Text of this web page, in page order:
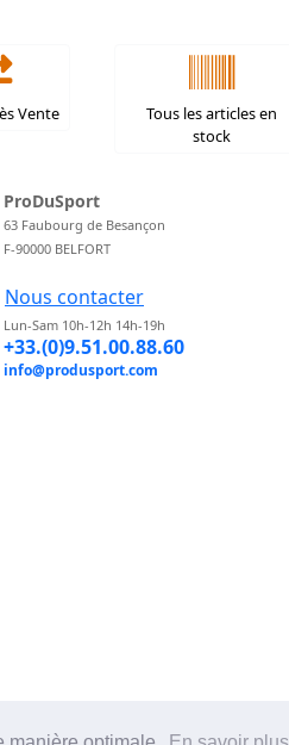
Vente
Tous les articles en
stock
ProDuSport
63 Faubourg de Besançon
F-90000 BELFORT
Nous contacter
Lun-Sam 10h-12h 14h-19h
+33.(0)9.51.00.88.60
info@produsport.com